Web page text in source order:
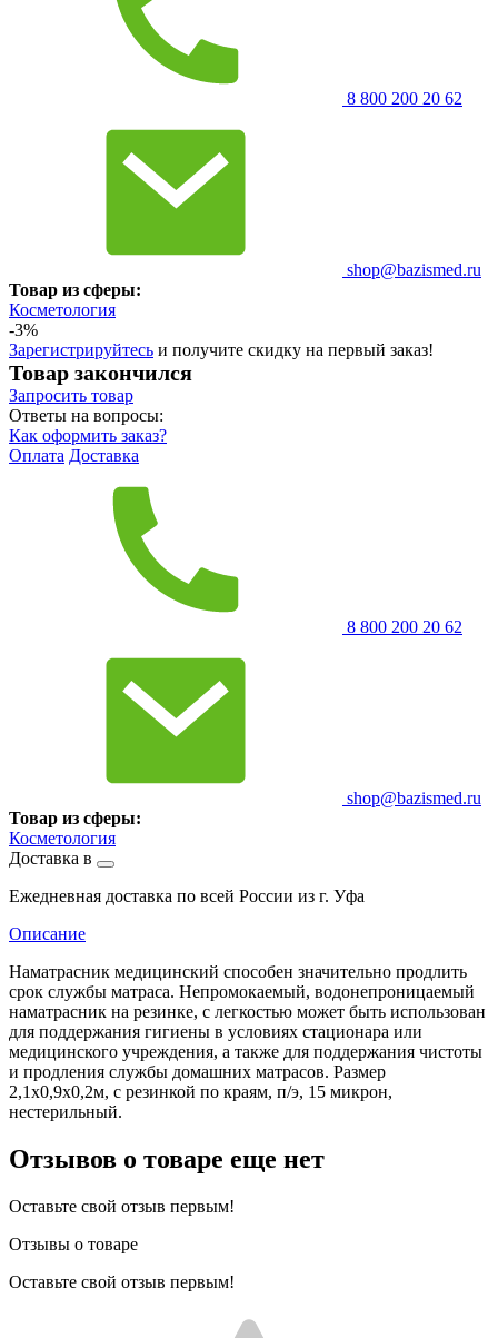
8 800 200 20 62
shop@bazismed.ru
Товар из сферы:
Косметология
-3%
Зарегистрируйтесь и получите скидку на первый заказ!
Товар закончился
Запросить товар
Ответы на вопросы:
Как оформить заказ?
Оплата Доставка
8 800 200 20 62
shop@bazismed.ru
Товар из сферы:
Косметология
Доставка в
Ежедневная доставка по всей России из г. Уфа
Описание
Наматрасник медицинский способен значительно продлить
срок службы матраса. Непромокаемый, водонепроницаемый
наматрасник на резинке, с легкостью может быть использован
для поддержания гигиены в условиях стационара или
медицинского учреждения, а также для поддержания чистоты
и продления службы домашних матрасов. Размер
2,1х0,9х0,2м, с резинкой по краям, п/э, 15 микрон,
нестерильный.
Отзывов о товаре еще нет
Оставьте свой отзыв первым!
Отзывы о товаре
Оставьте свой отзыв первым!